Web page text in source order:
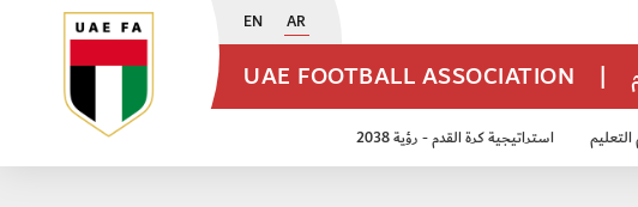
EN AR
UAE FOOTBALL ASSOCIATION |
استراتيجية كرة القدم - رؤية 2038